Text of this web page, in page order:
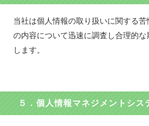
当社は個人情報の取り扱いに関する
の内容について迅速に調査し合理的
します。
５．個人情報マネジメントシ